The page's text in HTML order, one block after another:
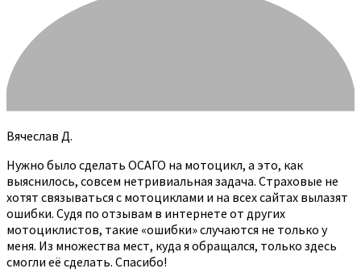
Вячеслав Д.
Нужно было сделать ОСАГО на мотоцикл, а это, как
выяснилось, совсем нетривиальная задача. Страховые не
хотят связываться с мотоциклами и на всех сайтах вылазят
ошибки. Судя по отзывам в интернете от других
мотоциклистов, такие «ошибки» случаются не только у
меня. Из множества мест, куда я обращался, только здесь
смогли её сделать. Спасибо!